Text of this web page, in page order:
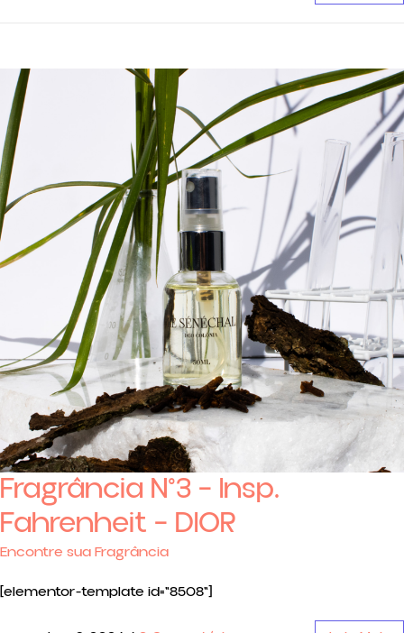
Fragrância N°3 – Insp.
Fahrenheit – DIOR
Encontre sua Fragrância
[elementor-template id="8508"]